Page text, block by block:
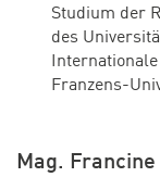
Studium der
des
Franzens-
Mag.